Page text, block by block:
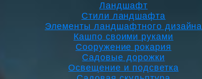
Ландшафт
Стили ландшафта
Элементы ландшафтного дизайна
Кашпо своими руками
Сооружение рокария
Садовые дорожки
Освещение и подсветка